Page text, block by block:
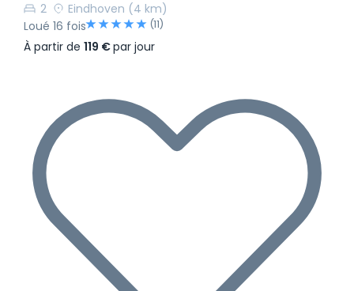
2
Eindhoven (4 km)
Loué 16 fois
(11)
À partir de 119 €par jour